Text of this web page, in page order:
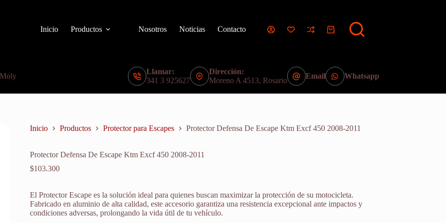
Inicio
Productos Nosotros Noticias Contacto
Carro
Llamar:
341 3 925627
Dirección:
Moreno A 4513, Rosario
Email Whatsapp
Inicio Productos Protector para Escapes Protector Defensa De Escape Ktm Excf 450 2008-2011
Protector Defensa De Escape Ktm Excf 450 2008-2011
$103.300
El Protector Escape es la solución ideal para quienes buscan maximizar la protección de su motocicleta.
Fabricado en aluminio de alta calidad, este accesorio garantiza una resistencia excepcional ante impactos y
condiciones adversas, prolongando la vida útil de tu vehículo.